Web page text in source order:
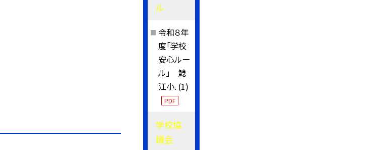
ル
令和８年
度「学校
安心ルー
ル」 鯰
江小. (1)
PDF
学校協
議会